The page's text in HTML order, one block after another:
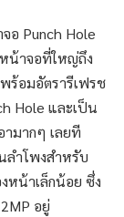
อ Punch Hole
น้าจอที่ใหญ่ถึง
ร้อมอัตรารีเฟรช
Hole และเป็น
มากๆ เลยที
ลำโพงสำหรับ
น้าเล็กน้อย ซึ่ง
อยู่